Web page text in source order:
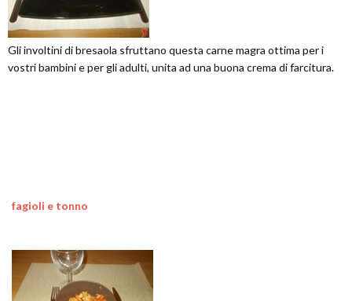
Gli involtini di bresaola sfruttano questa carne magra ottima per i
vostri bambini e per gli adulti, unita ad una buona crema di farcitura.
fagioli e tonno